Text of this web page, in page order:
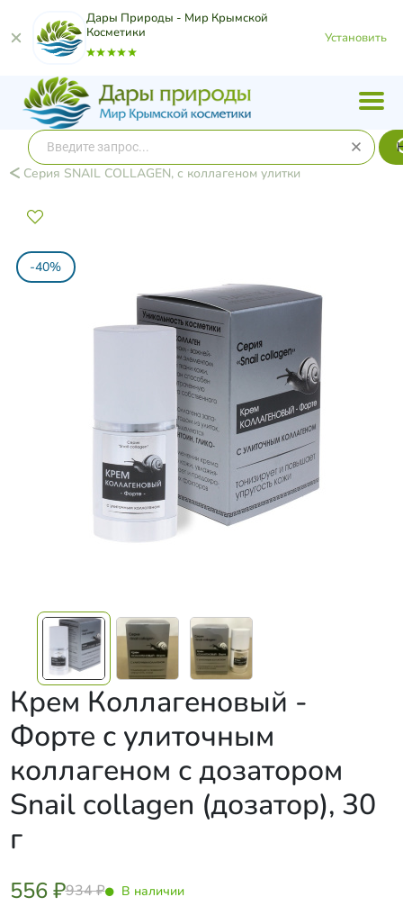
Дары Природы - Мир Крымской
Косметики
Установить
Серия SNAIL COLLAGEN, с коллагеном улитки
-40%
Крем Коллагеновый -
Форте с улиточным
коллагеном с дозатором
Snail collagen (дозатор), 30
г
556 ₽934 ₽ В наличии